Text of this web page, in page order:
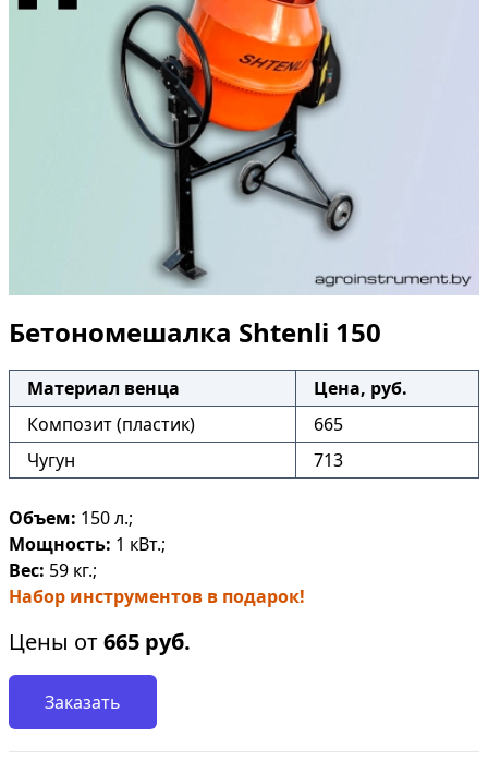
Бетономешалка Shtenli 150
Материал венца
Цена, руб.
Композит (пластик)
665
Чугун
713
Объем: 150 л.;
Мощность: 1 кВт.;
Вес: 59 кг.;
Набор инструментов в подарок!
Цены от665 руб.
Заказать